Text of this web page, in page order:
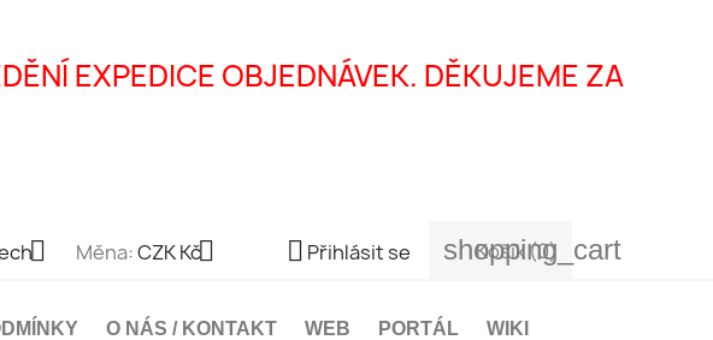
EXPEDICE OBJEDNÁVEK. DĚKUJEME ZA
 Měna:CZK Kč  Přihlásit se shopping_cart
Košík(0)
O NÁS / KONTAKT WEB PORTÁL WIKI